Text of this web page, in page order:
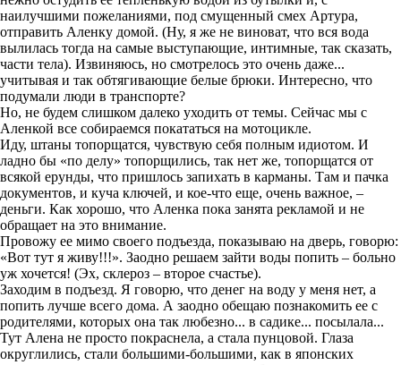
наилучшими пожеланиями, под смущенный смех Артура,
отправить Аленку домой. (Ну, я же не виноват, что вся вода
вылилась тогда на самые выступающие, интимные, так сказать,
части тела). Извиняюсь, но смотрелось это очень даже...
учитывая и так обтягивающие белые брюки. Интересно, что
подумали люди в транспорте?
Но, не будем слишком далеко уходить от темы. Сейчас мы с
Аленкой все собираемся покататься на мотоцикле.
Иду, штаны топорщатся, чувствую себя полным идиотом. И
ладно бы «по делу» топорщились, так нет же, топорщатся от
всякой ерунды, что пришлось запихать в карманы. Там и пачка
документов, и куча ключей, и кое-что еще, очень важное, –
деньги. Как хорошо, что Аленка пока занята рекламой и не
обращает на это внимание.
Провожу ее мимо своего подъезда, показываю на дверь, говорю:
«Вот тут я живу!!!». Заодно решаем зайти воды попить – больно
уж хочется! (Эх, склероз – второе счастье).
Заходим в подъезд. Я говорю, что денег на воду у меня нет, а
попить лучше всего дома. А заодно обещаю познакомить ее с
родителями, которых она так любезно... в садике... посылала...
Тут Алена не просто покраснела, а стала пунцовой. Глаза
округлились, стали большими-большими, как в японских